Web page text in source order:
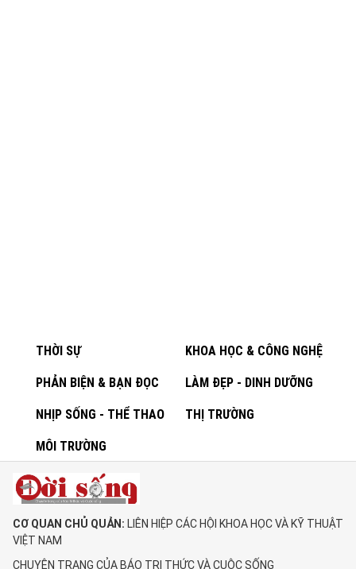
THỜI SỰ KHOA HỌC & CÔNG NGHỆ
PHẢN BIỆN & BẠN ĐỌC LÀM ĐẸP - DINH DƯỠNG
NHỊP SỐNG - THỂ THAO THỊ TRƯỜNG
MÔI TRƯỜNG
CƠ QUAN CHỦ QUẢN: LIÊN HIỆP CÁC HỘI KHOA HỌC VÀ KỸ THUẬT
VIỆT NAM
CHUYÊN TRANG CỦA BÁO TRI THỨC VÀ CUỘC SỐNG